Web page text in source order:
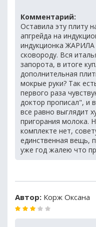
Комментарий:
Оставила эту плиту
апгрейда на
индукционка ЖАРИЛА
сковороду. Вся
запорота, в итоге
дополнительная
мокрые руки? Так
первого раза
доктор прописал", и
все равно выглядит
пригорания молока.
комплекте нет,
единственная вещь,
уже год жалею что
Автор: Корж Оксана